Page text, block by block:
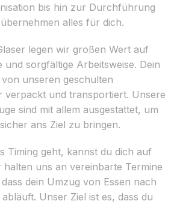
bis hin zur Durchführung
alles für dich.
legen wir großen Wert auf
und sorgfältige Arbeitsweise. Dein
unseren geschulten
verpackt und transportiert. Unsere
sind mit allem ausgestattet, um
ans Ziel zu bringen.
Timing geht, kannst du dich auf
halten uns an vereinbarte Termine
dein Umzug von Essen nach
Unser Ziel ist es, dass du